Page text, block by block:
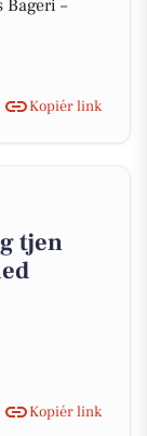
Bageri –
Kopiér link
tjen
Kopiér link